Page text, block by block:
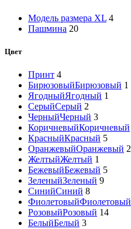
Модель размера XL 4
Пашмина 20
Цвет
Принт 4
БирюзовыйБирюзовый 1
ЯгодныйЯгодный 1
СерыйСерый 2
ЧерныйЧерный 3
КоричневыйКоричневый
КрасныйКрасный 5
ОранжевыйОранжевый 2
ЖелтыйЖелтый 1
БежевыйБежевый 5
ЗеленыйЗеленый 9
СинийСиний 8
ФиолетовыйФиолетовый
РозовыйРозовый 14
БелыйБелый 3